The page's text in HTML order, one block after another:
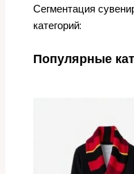
Сегментация
категорий:
Популярные